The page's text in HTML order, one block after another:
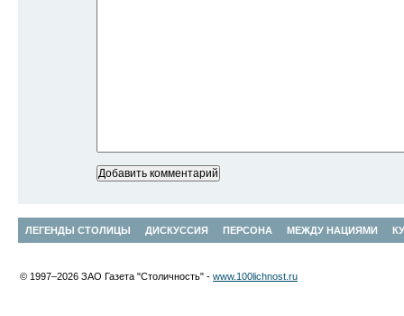
ЛЕГЕНДЫ СТОЛИЦЫ ДИСКУССИЯ ПЕРСОНА МЕЖДУ НАЦИЯМИ
© 1997–2026 ЗАО Газета "Столичность" - www.100lichnost.ru